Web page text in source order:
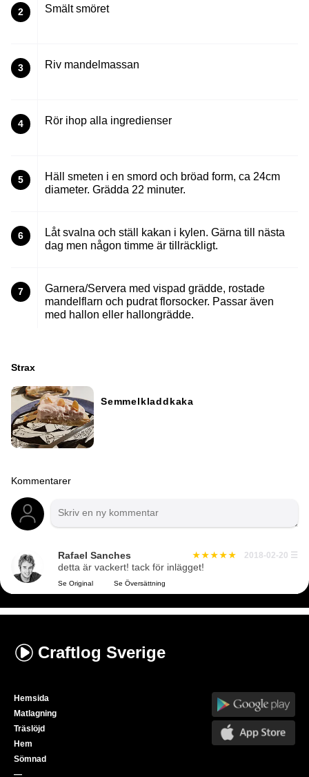
2 Smält smöret
3 Riv mandelmassan
4 Rör ihop alla ingredienser
5
Häll smeten i en smord och bröad form, ca 24cm
diameter. Grädda 22 minuter.
6
Låt svalna och ställ kakan i kylen. Gärna till nästa
dag men någon timme är tillräckligt.
7
Garnera/Servera med vispad grädde, rostade
mandelflarn och pudrat florsocker. Passar även
med hallon eller hallongrädde.
Strax
Semmelkladdkaka
Kommentarer
Rafael Sanches 2018-02-20 ☰
detta är vackert! tack för inlägget!
Se Original Se Översättning
Craftlog Sverige
Hemsida
Matlagning
Träslöjd
Hem
Sömnad
—